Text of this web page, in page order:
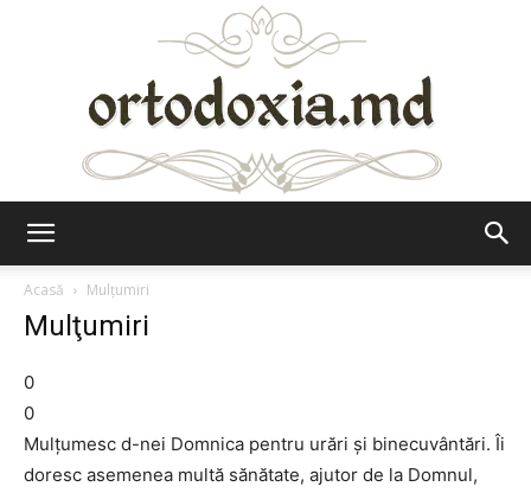
Acasă
Mulţumiri
Mulţumiri
0
0
Mulţumesc d-nei Domnica pentru urări şi binecuvântări. Îi
doresc asemenea multă sănătate, ajutor de la Domnul,